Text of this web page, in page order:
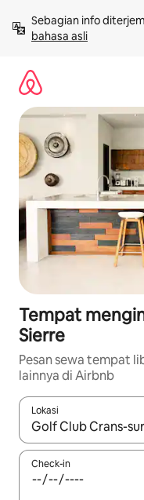
langsung
lihat
Sebagian info
bahasa asli
Tempat
Sierre
Pesan sewa tempat
lainnya di Airbnb
Lokasi
Jika hasil yang dicari
Check-in